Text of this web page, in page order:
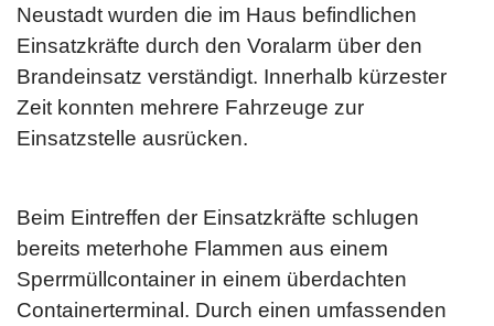
Neustadt wurden die im Haus befindlichen
Einsatzkräfte durch den Voralarm über den
Brandeinsatz verständigt. Innerhalb kürzester
Zeit konnten mehrere Fahrzeuge zur
Einsatzstelle ausrücken.
Beim Eintreffen der Einsatzkräfte schlugen
bereits meterhohe Flammen aus einem
Sperrmüllcontainer in einem überdachten
Containerterminal. Durch einen umfassenden